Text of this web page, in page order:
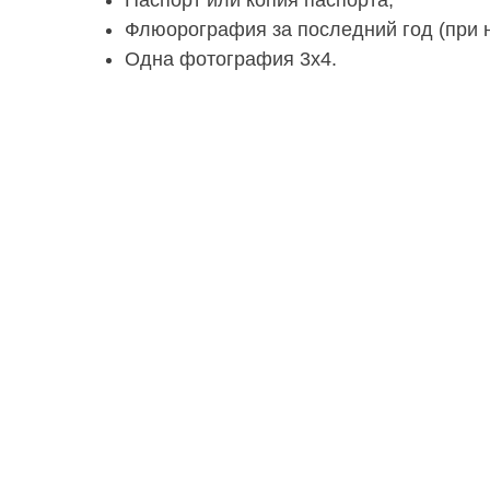
Флюорография за последний год (при
Одна фотография 3х4.